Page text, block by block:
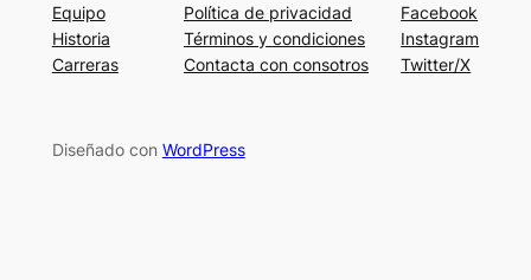
Equipo
Historia
Carreras
Política de privacidad
Términos y condiciones
Contacta con consotros
Facebook
Instagram
Twitter/X
Diseñado con WordPress